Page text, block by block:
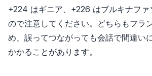
+224 はギニア、+226 はブルキナファ
ので注意してください。どちらもフラ
め、誤ってつながっても会話で間違い
かかることがあります。